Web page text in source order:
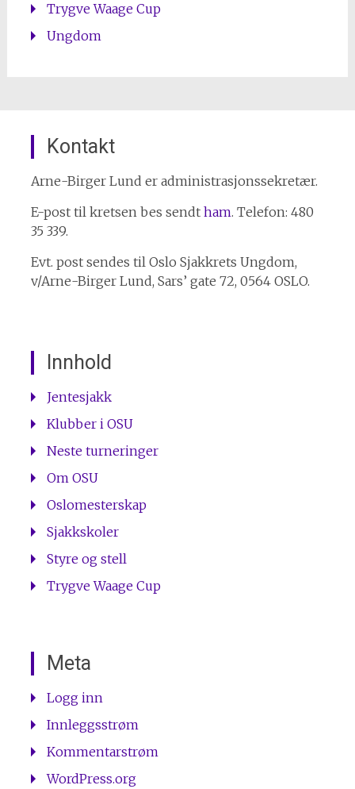
Trygve Waage Cup
Ungdom
Kontakt
Arne-Birger Lund er administrasjonssekretær.
E-post til kretsen bes sendt ham. Telefon: 480
35 339.
Evt. post sendes til Oslo Sjakkrets Ungdom,
v/Arne-Birger Lund, Sars’ gate 72, 0564 OSLO.
Innhold
Jentesjakk
Klubber i OSU
Neste turneringer
Om OSU
Oslomesterskap
Sjakkskoler
Styre og stell
Trygve Waage Cup
Meta
Logg inn
Innleggsstrøm
Kommentarstrøm
WordPress.org